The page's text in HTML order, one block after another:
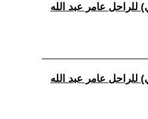
للراحل عامر عبد الله
للراحل عامر عبد الله